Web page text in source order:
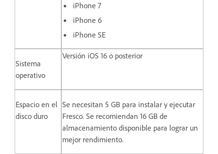
iPhone 7
iPhone 6
iPhone SE
Sistema
operativo
Versión iOS 16 o posterior
Espacio en el
disco duro
Se necesitan 5 GB para instalar y ejecutar
Fresco. Se recomiendan 16 GB de
almacenamiento disponible para lograr un
mejor rendimiento.